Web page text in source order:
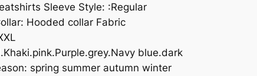
Sleeve Style: :Regular
Hooded collar Fabric
blue.dark
spring summer autumn winter